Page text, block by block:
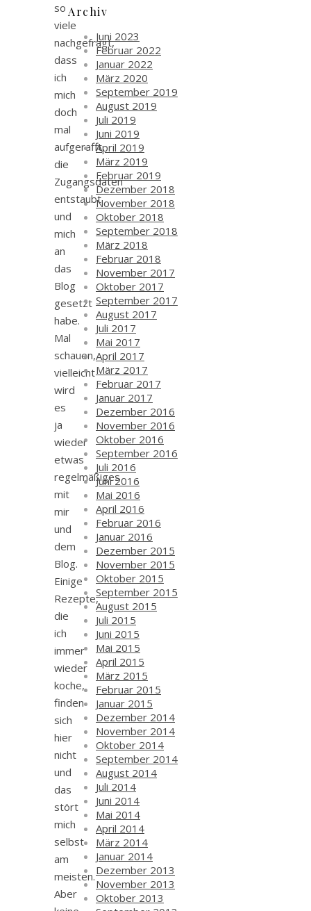
so
viele
nachgefragt,
dass
ich
mich
doch
mal
aufgerafft,
die
Zugangsdaten
entstaubt
und
mich
an
das
Blog
gesetzt
habe.
Mal
schauen,
vielleicht
wird
es
ja
wieder
etwas
regelmäßiges
mit
mir
und
dem
Blog.
Einige
Rezepte,
die
ich
immer
wieder
koche,
finden
sich
hier
nicht
und
das
stört
mich
selbst
am
meisten.
Aber
Archiv
Juni 2023
Februar 2022
Januar 2022
März 2020
September 2019
August 2019
Juli 2019
Juni 2019
April 2019
März 2019
Februar 2019
Dezember 2018
November 2018
Oktober 2018
September 2018
März 2018
Februar 2018
November 2017
Oktober 2017
September 2017
August 2017
Juli 2017
Mai 2017
April 2017
März 2017
Februar 2017
Januar 2017
Dezember 2016
November 2016
Oktober 2016
September 2016
Juli 2016
Juni 2016
Mai 2016
April 2016
Februar 2016
Januar 2016
Dezember 2015
November 2015
Oktober 2015
September 2015
August 2015
Juli 2015
Juni 2015
Mai 2015
April 2015
März 2015
Februar 2015
Januar 2015
Dezember 2014
November 2014
Oktober 2014
September 2014
August 2014
Juli 2014
Juni 2014
Mai 2014
April 2014
März 2014
Januar 2014
Dezember 2013
November 2013
Oktober 2013